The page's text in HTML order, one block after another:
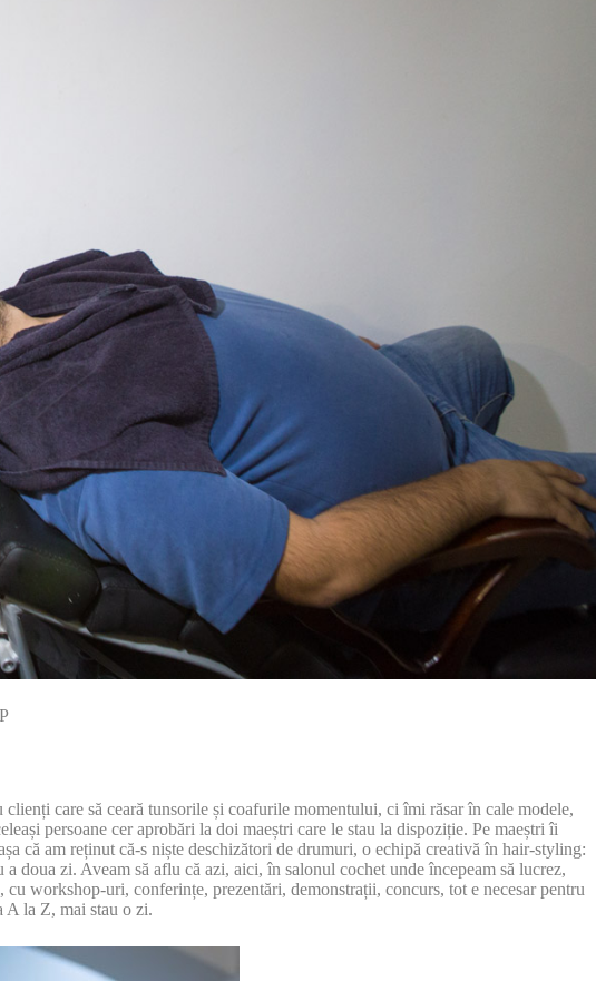
care să ceară tunsorile și coafurile momentului, ci îmi răsar în cale modele,
persoane cer aprobări la doi maeștri care le stau la dispoziție. Pe maeștri îi
că am reținut că-s niște deschizători de drumuri, o echipă creativă în hair-styling:
doua zi. Aveam să aflu că azi, aici, în salonul cochet unde începeam să lucrez,
workshop-uri, conferințe, prezentări, demonstrații, concurs, tot e necesar pentru
A la Z, mai stau o zi.